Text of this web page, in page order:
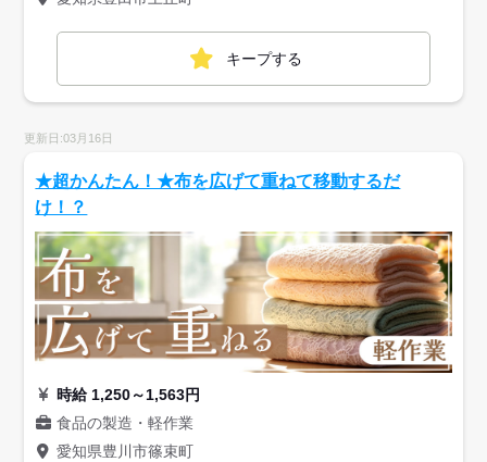
キープする
更新日:03月16日
★超かんたん！★布を広げて重ねて移動するだ
け！？
時給 1,250～1,563円
食品の製造・軽作業
愛知県豊川市篠束町